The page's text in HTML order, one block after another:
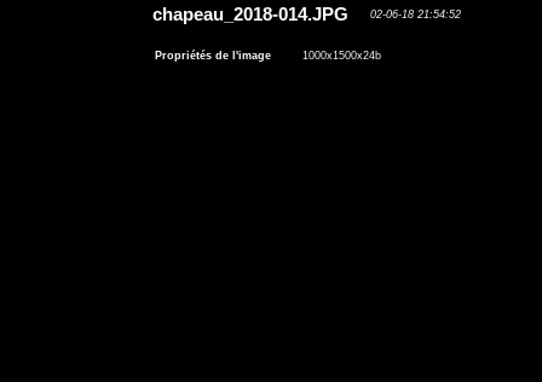
chapeau_2018-014.JPG 02-06-18 21:54:52
Propriétés de l'image 1000x1500x24b